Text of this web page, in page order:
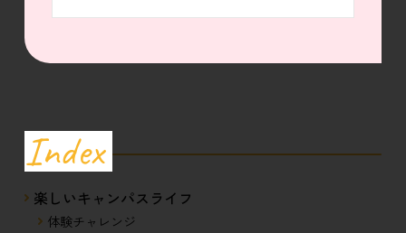
Index
楽しいキャンパスライフ
体験チャレンジ